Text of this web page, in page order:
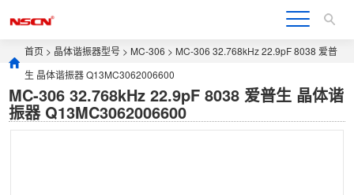
首页 > 晶体谐振器型号 > MC-306 > MC-306 32.768kHz 22.9pF 8038 爱普
生 晶体谐振器 Q13MC3062006600
MC-306 32.768kHz 22.9pF 8038 爱普生 晶体谐
振器 Q13MC3062006600